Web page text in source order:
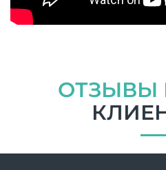
ОТЗЫВЫ